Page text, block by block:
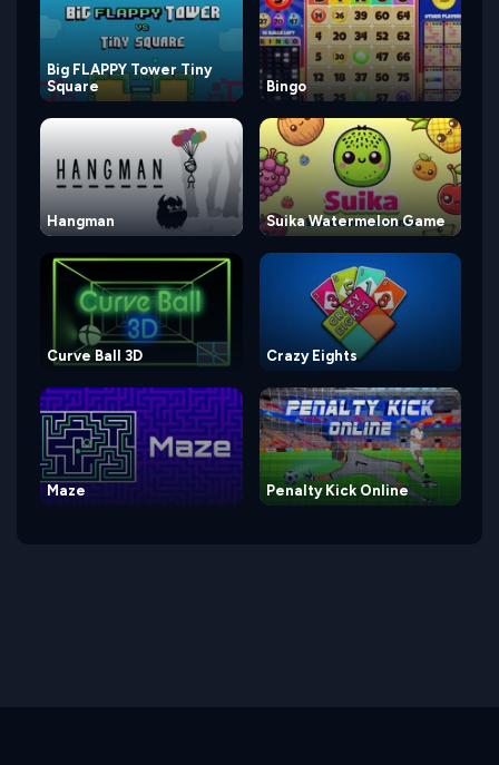
Big FLAPPY Tower Tiny
Square
Bingo
Hangman Suika Watermelon Game
Curve Ball 3D Crazy Eights
Maze Penalty Kick Online